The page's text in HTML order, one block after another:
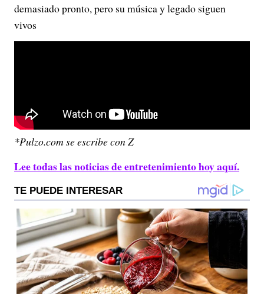
demasiado pronto, pero su música y legado siguen
vivos
*Pulzo.com se escribe con Z
Lee todas las noticias de entretenimiento hoy aquí.